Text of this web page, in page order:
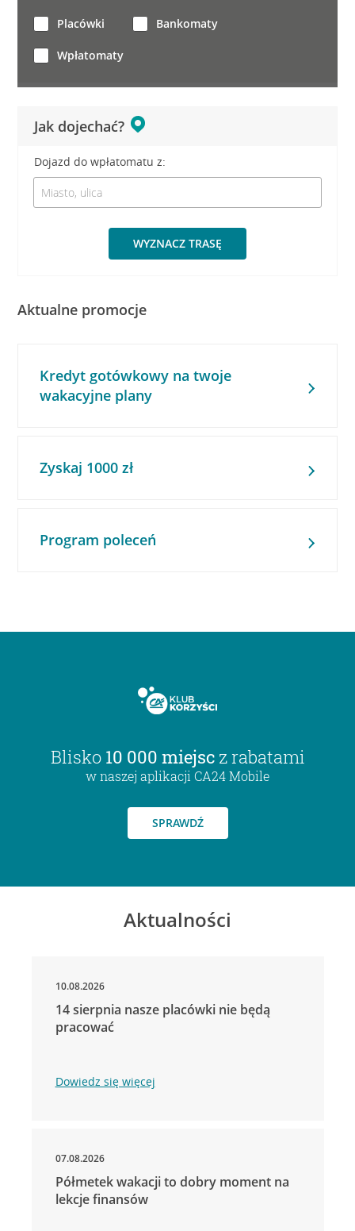
Jak dojechać?
Dojazd do wpłatomatu z:
WYZNACZ TRASĘ
Placówki Bankomaty
Wpłatomaty
Aktualne promocje
Kredyt gotówkowy na twoje
wakacyjne plany
Zyskaj 1000 zł
Program poleceń
Blisko 10 000 miejsc z rabatami
w naszej aplikacji CA24 Mobile
SPRAWDŹ
Aktualności
10.08.2026
14 sierpnia nasze placówki nie będą
pracować
Dowiedz się więcej
07.08.2026
Półmetek wakacji to dobry moment na
lekcje finansów